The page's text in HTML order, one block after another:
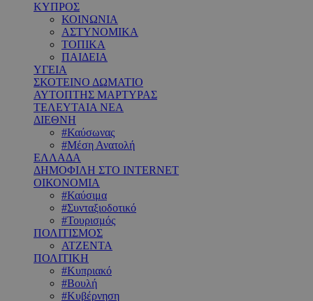
ΚΥΠΡΟΣ
ΚΟΙΝΩΝΙΑ
ΑΣΤΥΝΟΜΙΚΑ
ΤΟΠΙΚΑ
ΠΑΙΔΕΙΑ
ΥΓΕΙΑ
ΣΚΟΤΕΙΝΟ ΔΩΜΑΤΙΟ
ΑΥΤΟΠΤΗΣ ΜΑΡΤΥΡΑΣ
ΤΕΛΕΥΤΑΙΑ ΝΕΑ
ΔΙΕΘΝΗ
#Καύσωνας
#Μέση Ανατολή
ΕΛΛΑΔΑ
ΔΗΜΟΦΙΛΗ ΣΤΟ INTERNET
ΟΙΚΟΝΟΜΙΑ
#Καύσιμα
#Συνταξιοδοτικό
#Τουρισμός
ΠΟΛΙΤΙΣΜΟΣ
ΑΤΖΕΝΤΑ
ΠΟΛΙΤΙΚΗ
#Κυπριακό
#Βουλή
#Κυβέρνηση